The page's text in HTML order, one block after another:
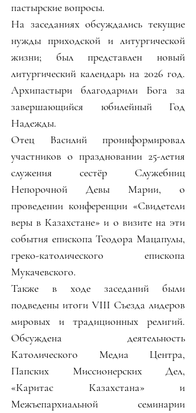
пастырские вопросы.
На заседаниях обсуждались текущие
нужды приходской и литургической
жизни; был представлен новый
литургический календарь на 2026 год.
Архипастыри благодарили Бога за
завершающийся юбилейный Год
Надежды.
Отец Василий проинформировал
участников о праздновании 25-летия
служения сестёр Служебниц
Непорочной Девы Марии, о
проведении конференции «Свидетели
веры в Казахстане» и о визите на эти
события епископа Теодора Мацапулы,
греко-католического епископа
Мукачевского.
Также в ходе заседаний были
подведены итоги VIII Съезда лидеров
мировых и традиционных религий.
Обсуждена деятельность
Католического Медиа Центра,
Папских Миссионерских Дел,
«Каритас Казахстана» и
Межъепархиальной семинарии